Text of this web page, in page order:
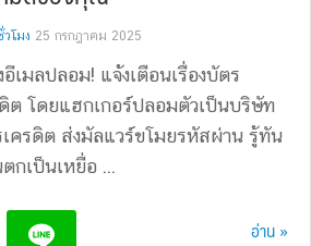
โมง 25 กรกฎาคม 2025
อีเมลปลอม! แจ้งเตือนเรื่องบัตร
ต โดยแฮกเกอร์ปลอมตัวเป็นบริษัท
ครดิต ส่งมัลแวร์ขโมยรหัสผ่าน รู้ทัน
กเป็นเหยื่อ ...
อ่าน »